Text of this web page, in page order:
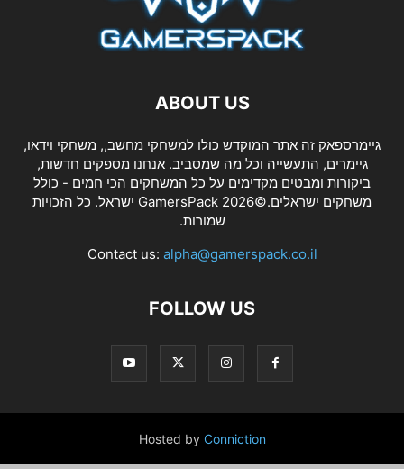
ABOUT US
גיימרספאק זה אתר המוקדש כולו למשחקי מחשב,, משחקי וידאו,
גיימרים, התעשייה וכל מה שמסביב. אנחנו מספקים חדשות,
ביקורות ומבטים מקדימים על כל המשחקים הכי חמים - כולל
משחקים ישראלים.©2026 GamersPack ישראל. כל הזכויות
שמורות.
Contact us: alpha@gamerspack.co.il
FOLLOW US
Hosted by Conniction